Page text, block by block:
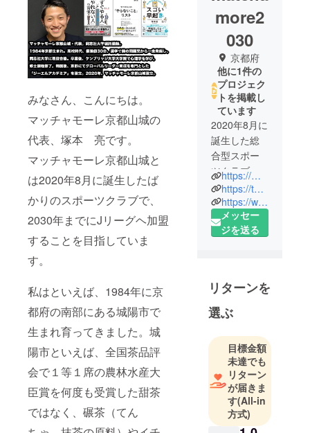
みなさん、こんにちは。
マッチャモーレ京都山城の
代表、塚本 亮です。
マッチャモーレ京都山城と
は2020年8月に誕生したば
かりのスポーツクラブで、
2030年までにJリーグヘ加盟
することを目指していま
す。
私はといえば、1984年に京
都府の南部にある城陽市で
生まれ育ってきました。城
陽市といえば、全国茶品評
会で１等１席の農林水産大
臣賞を何度も受賞した甜茶
ではなく、碾茶（てん
more2
030
京都府
他に1件の
プロジェク
トを掲載し
ています
2020年8月に
誕生した総
合型スポー
ツクラブで
す。2030年
までのJリー
グ参入を掲
げ、2021年
グで優勝
し、2022年
からは3部
リーグに挑
戦します。
私たちの
ミッション
は「スポー
ツを通じ
https://matchamore.kyoto.jp/
https://twitter.com/matchamorekyoto
https://www.instagram.com/matchamore_kyoto_yamashiro/
メッセー
ジを送る
リターンを
選ぶ
目標金額
未達でも
リターン
が届きま
す(All-in
方式)